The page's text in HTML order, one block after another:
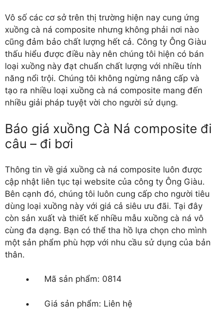
Vô số các cơ sở trên thị trường hiện nay cung ứng
xuồng cà ná composite nhưng không phải nơi nào
cũng đảm bảo chất lượng hết cả. Công ty Ông Giàu
thấu hiểu được điều này nên chúng tôi hiện có bán
loại xuồng này đạt chuẩn chất lượng với nhiều tính
năng nổi trội. Chúng tôi không ngừng nâng cấp và
tạo ra nhiều loại xuồng cà ná composite mang đến
nhiều giải pháp tuyệt vời cho người sử dụng.
Báo giá xuồng Cà Ná composite đi
câu – đi bơi
Thông tin về giá xuồng cà ná composite luôn được
cập nhật liên tục tại website của công ty Ông Giàu.
Bên cạnh đó, chúng tôi luôn cung cấp cho người tiêu
dùng loại xuồng này với giá cả siêu ưu đãi. Tại đây
còn sản xuất và thiết kế nhiều mẫu xuồng cà ná vô
cùng đa dạng. Bạn có thể tha hồ lựa chọn cho mình
một sản phẩm phù hợp với nhu cầu sử dụng của bản
thân.
Mã sản phẩm: 0814
Giá sản phẩm: Liên hệ